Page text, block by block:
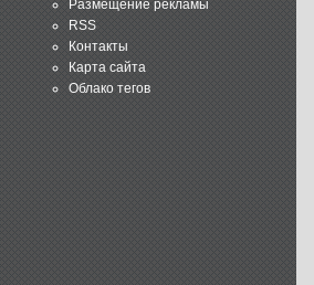
Размещение рекламы
RSS
Контакты
Карта сайта
Облако тегов